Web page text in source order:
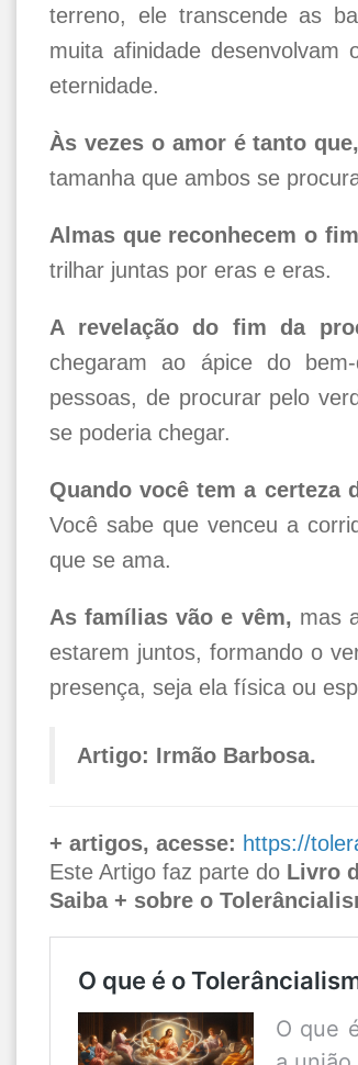
terreno, ele transcende as
muita afinidade desenvolvam
eternidade.
Às vezes o amor é tanto que,
tamanha que ambos se
Almas que reconhecem o
trilhar juntas por eras e eras.
A revelação do fim da
chegaram ao ápice do
pessoas, de procurar pelo
se poderia chegar.
Quando você tem a certeza
Você sabe que venceu a
que se ama.
As famílias vão e vêm, mas
estarem juntos, formando o
presença, seja ela física ou
Artigo: Irmão Barbosa.
+ artigos, acesse: https://
Este Artigo faz parte do Livro
Saiba + sobre o
O que é o
O que